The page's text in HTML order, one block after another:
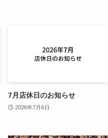
7月店休日のお知らせ
2026年7月6日